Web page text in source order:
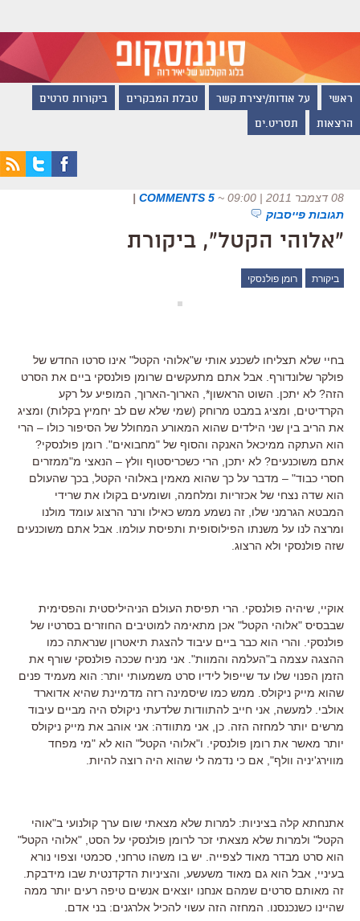
ראשי על אודות/יצירת קשר טבלת המבקרים ביקורות סרטים
הרצאות תסריט.ים
08 דצמבר 2011 | 09:00 ~
5 COMMENTS
|
תגובות פייסבוק
"אלוהי הקטל", ביקורת
ביקורת רומן פולנסקי
בחיי שלא תצליחו לשכנע אותי ש"אלוהי הקטל" אינו סרטו החדש של
פולקר שלונדורף. אבל אתם מתעקשים שרומן פולנסקי ביים את הסרט
הזה? לא יתכן. השוט הראשון*, הארוך-הארוך, המופיע על רקע
הקרדיטים, ומציג במבט מרוחק (שמי שלא שם לב יחמיץ בקלות) ומציג
את הריב בין שני הילדים שהוא המאורע המחולל של הסיפור כולו – הרי
הוא העתקה ממיכאל האנקה והסוף של "מחבואים". רומן פולנסקי?
אתם משוכנעים? לא יתכן, הרי כשכריסטוף וולץ – הנאצי מ"ממזרים
חסרי כבוד" – מדבר על כך שהוא מאמין באלוהי הקטל, בכך שהעולם
הוא שדה נצחי של אכזריות ומלחמה, ושומעים בקולו את שרידי
המבטא הגרמני שלו, זה נשמע ממש כאילו ורנר הרצוג עומד מולנו
ומרצה לנו על משנתו הפילוסופית ותפיסת עולמו. אבל אתם משוכנעים
שזה פולנסקי ולא הרצוג.
אוקיי, שיהיה פולנסקי. הרי תפיסת העולם הניהיליסטית והפסימית
שבבסיס "אלוהי הקטל" אכן מתאימה למוטיבים החוזרים בסרטיו של
פולנסקי. והרי הוא כבר ביים עיבוד להצגת תיאטרון שנראתה כמו
ההצגה עצמה ב"העלמה והמוות". אני מניח שככה פולנסקי שורף את
הזמן הפנוי שלו עד שייפול לידיו סרט משמעותי יותר: הוא מעמיד פנים
שהוא מייק ניקולס. ממש כמו שיסמינה רזה מדמיינת שהיא אדוארד
אולבי. למעשה, אני חייב להתוודות שלדעתי ניקולס היה מביים עיבוד
מרשים יותר למחזה הזה. כן, אני מתוודה: אני אוהב את מייק ניקולס
יותר מאשר את רומן פולנסקי. ו"אלוהי הקטל" הוא לא "מי מפחד
מווירג'יניה וולף", אם כי נדמה לי שהוא היה רוצה להיות.
אתנחתא קלה בציניות: למרות שלא מצאתי שום ערך קולנועי ב"אוהי
הקטל" ולמרות שלא מצאתי זכר לרומן פולנסקי על הסט, "אלוהי הקטל"
הוא סרט מבדר מאוד לצפייה. יש בו משהו טרחני, סכמטי וצפוי נורא
בעיניי, אבל הוא גם מאוד משעשע, והציניות הדקדנטית שבו מידבקת.
זה מאותם סרטים שמהם אנחנו יוצאים אנשים טיפה רעים יותר ממה
שהיינו כשנכנסנו. המחזה הזה עשוי להכיל אלרגנים: בני אדם.